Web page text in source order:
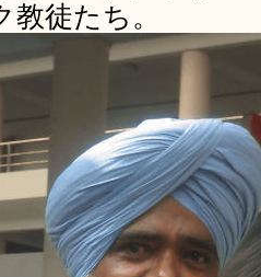
教徒たち。